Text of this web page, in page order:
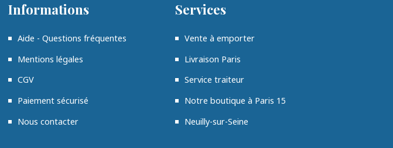
Informations
Aide - Questions fréquentes
Mentions légales
CGV
Paiement sécurisé
Nous contacter
Services
Vente à emporter
Livraison Paris
Service traiteur
Notre boutique à Paris 15
Neuilly-sur-Seine